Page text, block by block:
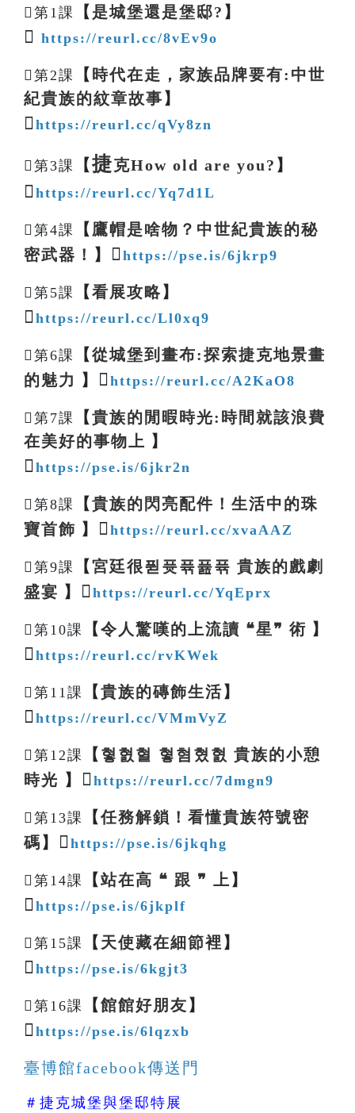
第1課 【 是城堡還是堡邸? 】
 https://reurl.cc/8vEv9o
第2課 【 時代在走，家族品牌要有:中世
紀貴族的紋章故事 】
https://reurl.cc/qVy8zn
第3課 【捷克How old are you? 】
https://reurl.cc/Yq7d1L
第4課 【 鷹帽是啥物？中世紀貴族的秘
密武器！ 】 https://pse.is/6jkrp9
第5課 【 看展攻略】
https://reurl.cc/Ll0xq9
第6課 【 從城堡到畫布:探索捷克地景畫
的魅力 】 https://reurl.cc/A2KaO8
第7課 【 貴族的閒暇時光:時間就該浪費
在美好的事物上 】
https://pse.is/6jkr2n
第8課 【 貴族的閃亮配件！生活中的珠
寶首飾 】 https://reurl.cc/xvaAAZ
第9課 【 宮廷很퓓퓻퓪퓶퓪 貴族的戲劇
盛宴 】 https://reurl.cc/YqEprx
第10課 【 令人驚嘆的上流讀 ❝星❞ 術 】
https://reurl.cc/rvKWek
第11課 【 貴族的磚飾生活】
https://reurl.cc/VMmVyZ
第12課 【 혛혌혈 혛혐혔혌 貴族的小憩
時光 】 https://reurl.cc/7dmgn9
第13課 【任務解鎖！看懂貴族符號密
碼 】 https://pse.is/6jkqhg
第14課 【站在高 ❝ 跟 ❞ 上 】
https://pse.is/6jkplf
第15課 【 天使藏在細節裡 】
https://pse.is/6kgjt3
第16課 【 館館好朋友 】
https://pse.is/6lqzxb
臺博館facebook傳送門
＃捷克城堡與堡邸特展